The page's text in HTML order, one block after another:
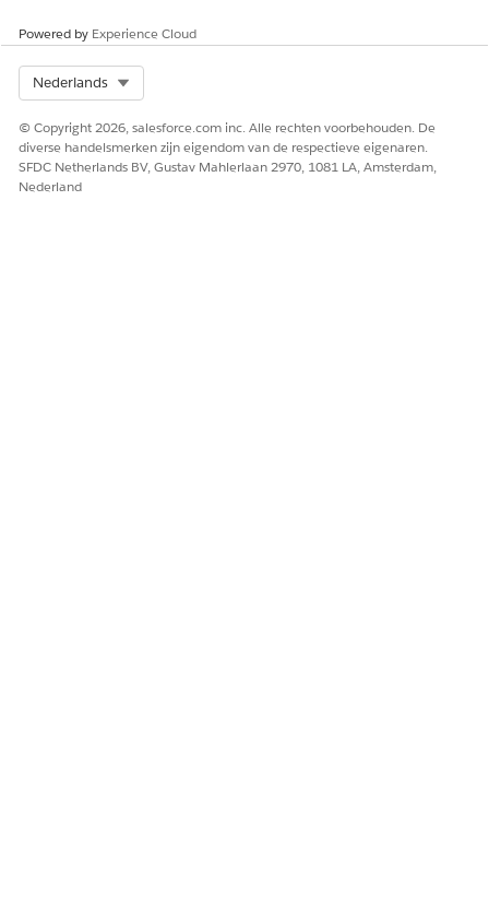
Powered by Experience Cloud
Nederlands
© Copyright 2026, salesforce.com inc. Alle rechten voorbehouden. De
diverse handelsmerken zijn eigendom van de respectieve eigenaren.
SFDC Netherlands BV, Gustav Mahlerlaan 2970, 1081 LA, Amsterdam,
Nederland